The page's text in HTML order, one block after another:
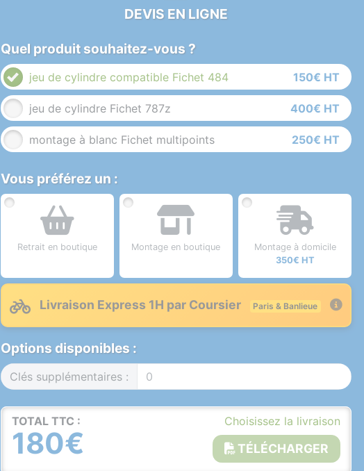
DEVIS EN LIGNE
Quel produit souhaitez-vous ?
jeu de cylindre compatible Fichet 484 150€ HT
jeu de cylindre Fichet 787z 400€ HT
montage à blanc Fichet multipoints 250€ HT
Vous préférez un :
Retrait en boutique Montage en boutique
Montage à domicile
350€ HT
Livraison Express 1H par Coursier Paris & Banlieue
Options disponibles :
Clés supplémentaires :
TOTAL TTC :
180€
Choisissez la livraison
TÉLÉCHARGER